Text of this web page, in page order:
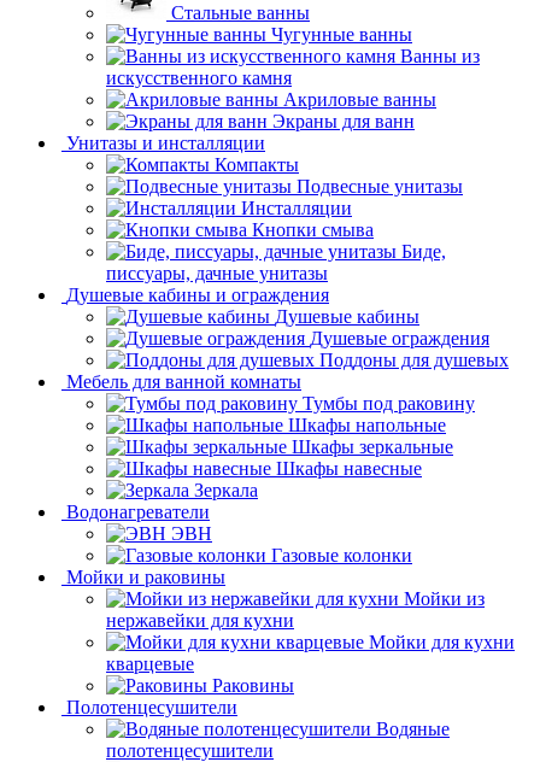
Стальные ванны
Чугунные ванны
Ванны из
искусственного камня
Акриловые ванны
Экраны для ванн
Унитазы и инсталляции
Компакты
Подвесные унитазы
Инсталляции
Кнопки смыва
Биде,
писсуары, дачные унитазы
Душевые кабины и ограждения
Душевые кабины
Душевые ограждения
Поддоны для душевых
Мебель для ванной комнаты
Тумбы под раковину
Шкафы напольные
Шкафы зеркальные
Шкафы навесные
Зеркала
Водонагреватели
ЭВН
Газовые колонки
Мойки и раковины
Мойки из
нержавейки для кухни
Мойки для кухни
кварцевые
Раковины
Полотенцесушители
Водяные
полотенцесушители